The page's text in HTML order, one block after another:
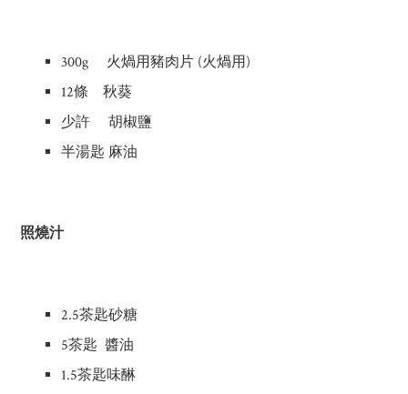
300g 火煱用豬肉片 (火煱用)
12條 秋葵
少許 胡椒鹽
半湯匙 麻油
照燒汁
2.5茶匙砂糖
5茶匙 醬油
1.5茶匙味醂